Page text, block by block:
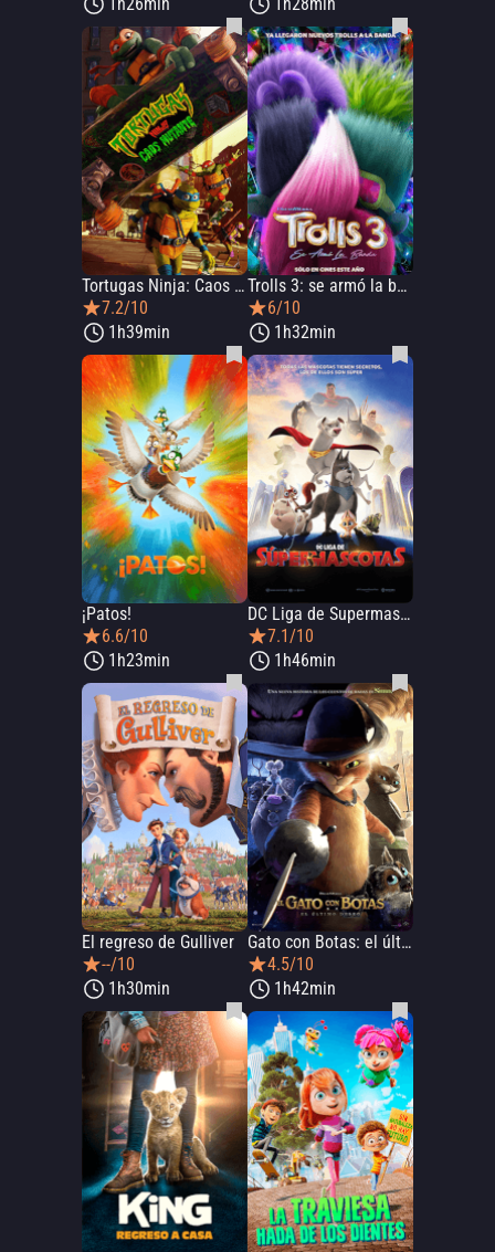
Tortugas Ninja: Caos mutante
7.2/10
1h39min
Trolls 3: se armó la banda
6/10
1h32min
¡Patos!
6.6/10
1h23min
DC Liga de Supermascotas
7.1/10
1h46min
El regreso de Gulliver
--/10
1h30min
Gato con Botas: el último deseo
4.5/10
1h42min